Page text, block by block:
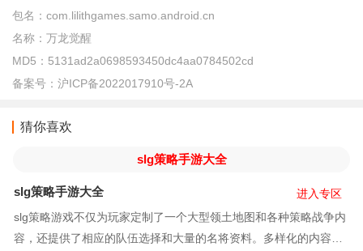
包名： com.lilithgames.samo.android.cn
名称： 万龙觉醒
MD5： 5131ad2a0698593450dc4aa0784502cd
备案号： 沪ICP备2022017910号-2A
猜你喜欢
slg策略手游大全
slg策略手游大全
slg策略游戏不仅为玩家定制了一个大型领土地图和各种策略战争内
容，还提供了相应的队伍选择和大量的名将资料。多样化的内容和
进入专区